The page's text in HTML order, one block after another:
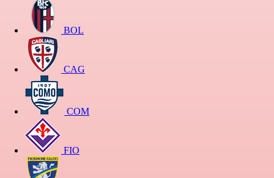
BOL
CAG
COM
FIO